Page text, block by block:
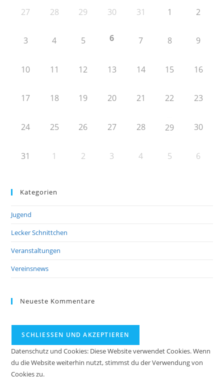
27 28 29 30 31 1 2
3 4 5 6 7 8 9
10 11 12 13 14 15 16
17 18 19 20 21 22 23
24 25 26 27 28 29 30
31 1 2 3 4 5 6
Kategorien
Jugend
Lecker Schnittchen
Veranstaltungen
Vereinsnews
Neueste Kommentare
Datenschutz und Cookies: Diese Website verwendet Cookies. Wenn
du die Website weiterhin nutzt, stimmst du der Verwendung von
Cookies zu.